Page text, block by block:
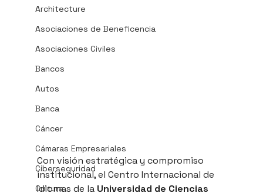
Architecture
Asociaciones de Beneficencia
Asociaciones Civiles
Bancos
Autos
Banca
Cáncer
Cámaras Empresariales
Ciberseguridad
Cultura
Con visión estratégica y compromiso
institucional, el Centro Internacional de
Idiomas de la Universidad de Ciencias